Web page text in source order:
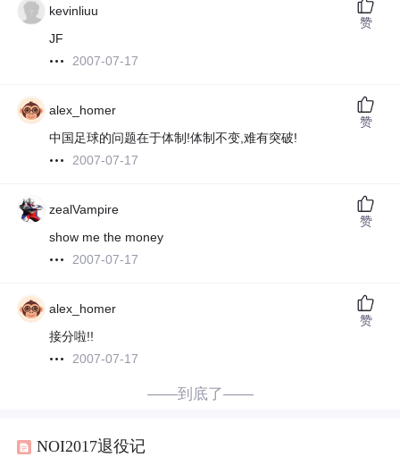
kevinliuu
JF
2007-07-17
赞
alex_homer
中国足球的问题在于体制!体制不变,难有突破!
2007-07-17
赞
zealVampire
show me the money
2007-07-17
赞
alex_homer
接分啦!!
2007-07-17
赞
——到底了——
NOI2017退役记